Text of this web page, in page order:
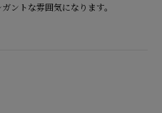
ントな雰囲気になります。